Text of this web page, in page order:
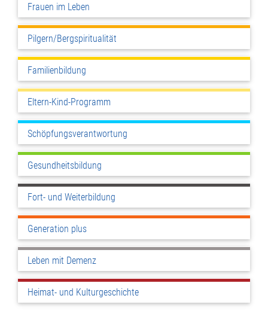
Frauen im Leben
Pilgern/Bergspiritualität
Familienbildung
Eltern-Kind-Programm
Schöpfungsverantwortung
Gesundheitsbildung
Fort- und Weiterbildung
Generation plus
Leben mit Demenz
Heimat- und Kulturgeschichte